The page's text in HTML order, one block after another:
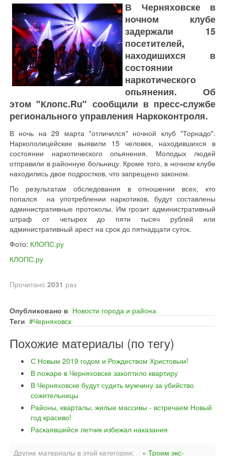
В Черняховске в
ночном клубе
задержали 15
посетителей,
находишихся в
состоянии
наркотического
опьянения. Об
этом "Клопс.Ru" сообщили в пресс-службе
регионального управления Наркоконтроля.
В ночь на 29 марта "отличился" ночной клуб "Торнадо".
Наркополицейские выявили 15 человек, находившихся в
состоянии наркотического опьянения. Молодых людей
отправили в районную больницу. Кроме того, в ночном клубе
находились двое подростков, что запрещено законом.
По результатам обследования в отношении всех, кто
попался на употреблении наркотиков, будут составлены
административные протоколы. Им грозит административный
штраф от четырех до пяти тысяч рублей или
административный арест на срок до пятнадцати суток.
Фото: КЛОПС.ру
КЛОПС.ру
Прочитано 2031 раз
Опубликовано в Новости города и района
Теги
Черняховск
Похожие материалы (по тегу)
С Новым 2019 годом и Рождеством Христовым!
В пожаре в Черняховске закоптило квартиру
В Черняховске будут судить мужчину за убийство
сожительницы
Районы, кварталы, жилые массивы - встречаем Новый
год красиво!
Раскаявшийся летчик избежал наказания
Другие материалы в этой категории: « Троим экс-